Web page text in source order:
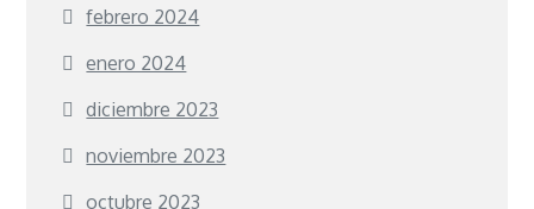
febrero 2024
enero 2024
diciembre 2023
noviembre 2023
octubre 2023